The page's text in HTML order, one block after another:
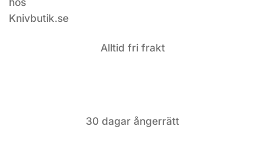
Alltid fri frakt
30 dagar ångerrätt